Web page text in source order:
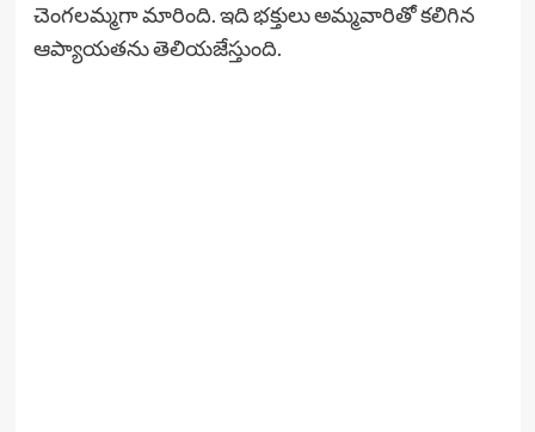
చెంగలమ్మగా మారింది. ఇది భక్తులు అమ్మవారితో కలిగిన
ఆప్యాయతను తెలియజేస్తుంది.